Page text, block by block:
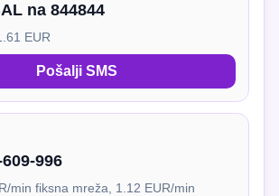
na 844844
EUR
Pošalji SMS
996
min fiksna mreža, 1.12 EUR/min